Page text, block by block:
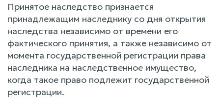
Принятое наследство признается
принадлежащим наследнику со дня открытия
наследства независимо от времени его
фактического принятия, а также независимо от
момента государственной регистрации права
наследника на наследственное имущество,
когда такое право подлежит государственной
регистрации.